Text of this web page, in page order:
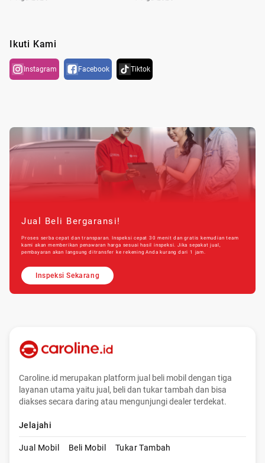
Ikuti Kami
Instagram Facebook Tiktok
Jual Beli Bergaransi!
Proses serba cepat dan transparan. Inspeksi cepat 30 menit dan gratis kemudian team
kami akan memberikan penawaran harga sesuai hasil inspeksi. Jika sepakat jual,
pembayaran akan langsung ditransfer ke rekening Anda kurang dari 1 jam.
Inspeksi Sekarang
Caroline.id merupakan platform jual beli mobil dengan tiga
layanan utama yaitu jual, beli dan tukar tambah dan bisa
diakses secara daring atau mengunjungi dealer terdekat.
Jelajahi
Jual Mobil Beli Mobil Tukar Tambah